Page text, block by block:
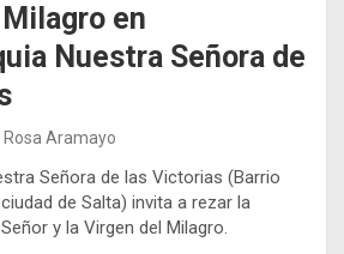
en
Nuestra Señora de
Rosa Aramayo
Señora de las Victorias (Barrio
de Salta) invita a rezar la
y la Virgen del Milagro.